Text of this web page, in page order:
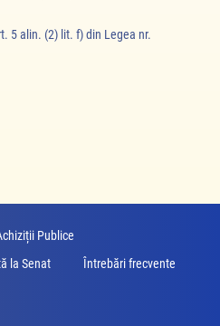
5 alin. (2) lit. f) din Legea nr.
Publice
la Senat
Întrebări frecvente